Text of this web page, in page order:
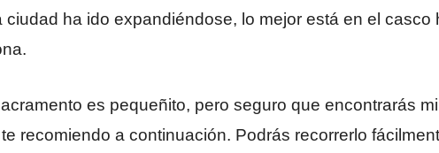
ha ido expandiéndose, lo mejor está en el
es pequeñito, pero seguro que encontrarás
recomiendo a continuación. Podrás recorrerlo